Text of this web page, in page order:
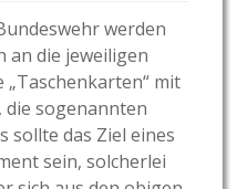
werden
an die jeweiligen
„Taschenkarten“ mit
sogenannten
sollte das Ziel eines
sein, solcherlei